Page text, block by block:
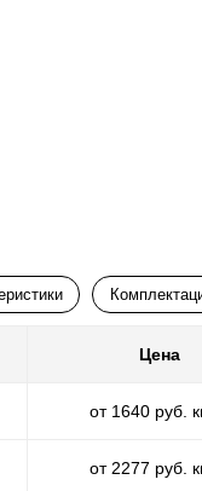
Цена
от 1640 руб.
от 2277 руб.